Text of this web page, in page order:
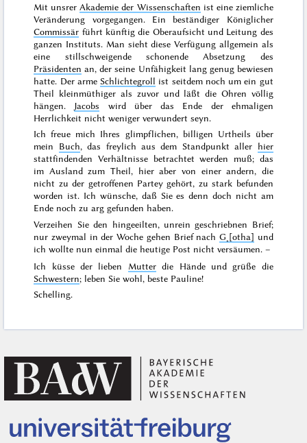
Mit unsrerAkademie der Wissenschaften ist eine ziemliche
Veränderung vorgegangen. Ein beständiger Königlicher
Commissär führt künftig die Oberaufsicht und Leitung des
ganzen Instituts. Man sieht diese Verfügung allgemein als
eine stillschweigende schonende Absetzung des
Präsidenten an, der seine Unfähigkeit lang genug bewiesen
hatte. Der arme Schlichtegroll ist seitdem noch um ein gut
Theil kleinmüthiger als zuvor und läßt die Ohren völlig
hängen. Jacobs wird über das Ende der ehmaligen
Herrlichkeit nicht weniger verwundert seyn.
Ich freue mich Ihres glimpflichen, billigen Urtheils über
mein Buch, das freylich aus dem Standpunkt aller hier
stattfindenden Verhältnisse betrachtet werden muß; das
im Ausland zum Theil, hier aber von einer andern, die
nicht zu der getroffenen Partey gehört, zu stark befunden
worden ist. Ich wünsche, daß Sie es denn doch nicht am
Ende noch zu arg gefunden haben.
Verzeihen Sie den hingeeilten, unrein geschriebnen Brief;
nur zweymal in der Woche gehen Brief nachG˖[otha] und
ich wollte nun einmal die heutige Post nicht versäumen. –
Ich küsse der lieben Mutterdie Hände und grüße die
Schwestern; leben Sie wohl, beste Pauline!
Schelling.